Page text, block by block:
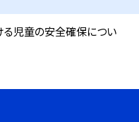
児童の安全確保につい